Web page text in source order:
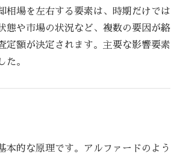
相場を左右する要素は、時期だけでは
態や市場の状況など、複数の要因が絡
定額が決定されます。主要な影響要素
た。
本的な原理です。アルファードのよう